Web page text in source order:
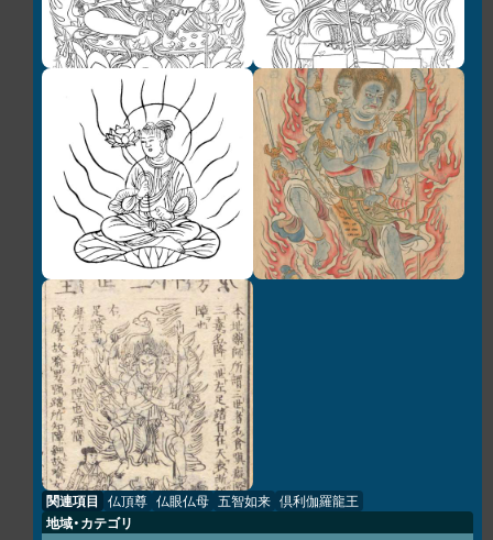
関連項目 仏頂尊 仏眼仏母 五智如来 倶利伽羅龍王
地域・カテゴリ